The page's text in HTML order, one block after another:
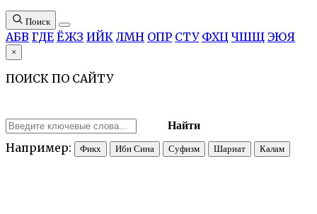
Поиск
АБВ ГДЕ ЁЖЗ ИЙК ЛМН ОПР СТУ ФХЦ ЧШЩ ЭЮЯ
×
ПОИСК ПО САЙТУ
Найти
Например: Фикх Ибн Сина Суфизм Шариат Калам